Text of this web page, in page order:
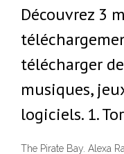
Découvrez 3
télécharger
musiques,
logiciels. 1.
The Pirate Bay. Alexa